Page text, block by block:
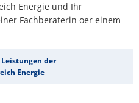
Energie und Ihr
Fachberaterin oer einem
der
Energie